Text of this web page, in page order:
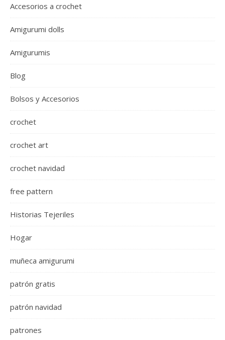
Accesorios a crochet
Amigurumi dolls
Amigurumis
Blog
Bolsos y Accesorios
crochet
crochet art
crochet navidad
free pattern
Historias Tejeriles
Hogar
muñeca amigurumi
patrón gratis
patrón navidad
patrones